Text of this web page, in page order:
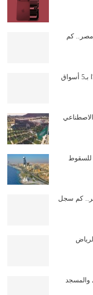
كم
المدينة العالمية بالدمام تدشن موسمًا جديدًا بـ5 أسواق
للسقوط
كم سجل
والمسجد